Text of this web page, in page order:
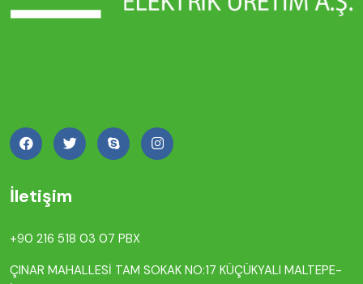
İletişim
+90 216 518 03 07 PBX
ÇINAR MAHALLESİ TAM SOKAK NO:17 KÜÇÜKYALI MALTEPE-